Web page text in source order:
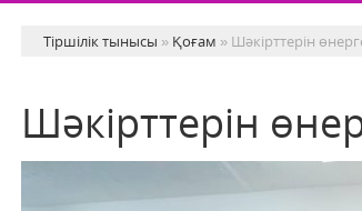
Тіршілік тынысы » Қоғам » Шәкірттерін
Шәкірттерін